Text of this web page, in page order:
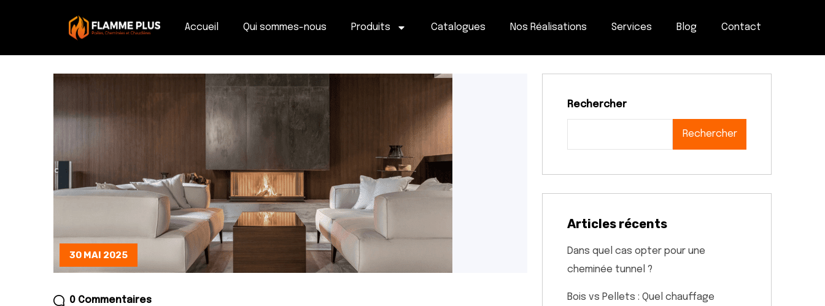
Accueil Qui sommes-nous Produits Catalogues Nos Réalisations Services Blog Contact
30 MAI 2025
0 Commentaires
Rechercher
Rechercher
Articles récents
Dans quel cas opter pour une
cheminée tunnel ?
Bois vs Pellets : Quel chauffage